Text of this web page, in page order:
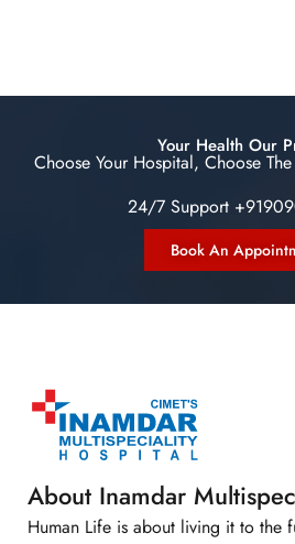
Your Health Our
Choose Your Hospital, Choose
24/7 Support
Book An
About Inamdar
Human Life is about living it to the